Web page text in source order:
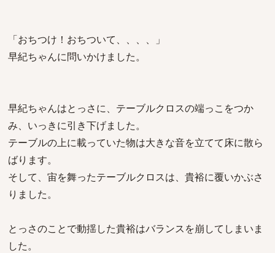
「おちつけ！おちついて、、、、」
早紀ちゃんに問いかけました。
早紀ちゃんはとっさに、テーブルクロスの端っこをつか
み、いっきに引き下げました。
テーブルの上に載っていた物は大きな音を立てて床に散ら
ばります。
そして、宙を舞ったテーブルクロスは、貴裕に覆いかぶさ
りました。
とっさのことで動揺した貴裕はバランスを崩してしまいま
した。